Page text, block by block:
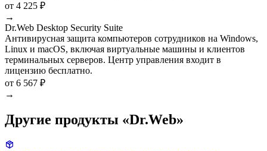
от 4 225 ₽
→
Dr.Web Desktop Security Suite
Антивирусная защита компьютеров сотрудников на Windows,
Linux и macOS, включая виртуальные машины и клиентов
терминальных серверов. Центр управления входит в
лицензию бесплатно.
от 6 567 ₽
→
Другие продукты «Dr.Web»